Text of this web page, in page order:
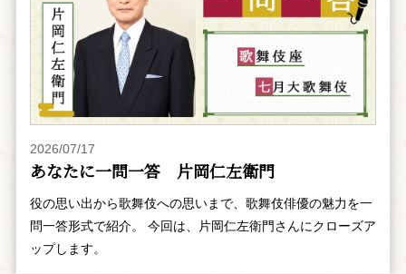
2026/07/17
あなたに一問一答 片岡仁左衛門
役の思い出から歌舞伎への思いまで、歌舞伎俳優の魅力を一
問一答形式で紹介。 今回は、片岡仁左衛門さんにクローズア
ップします。